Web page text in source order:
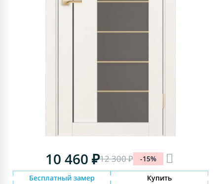
10 460 ₽12 300 ₽ -15%
Бесплатный замер Купить